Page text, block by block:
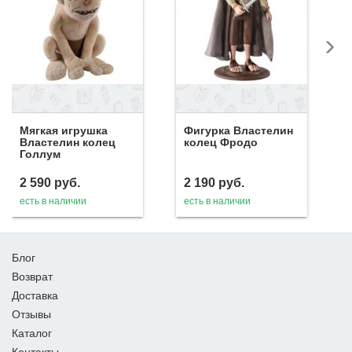
Мягкая игрушка
Властелин колец
Голлум
2 590 руб.
есть в наличии
Фигурка Властелин
колец Фродо
2 190 руб.
есть в наличии
Блог
Возврат
Доставка
Отзывы
Каталог